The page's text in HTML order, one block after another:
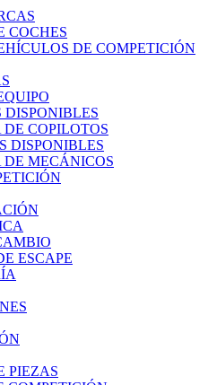
COCHES
DE COMPETICIÓN
DISPONIBLES
COPILOTOS
DISPONIBLES
MECÁNICOS
ESCAPE
PIEZAS